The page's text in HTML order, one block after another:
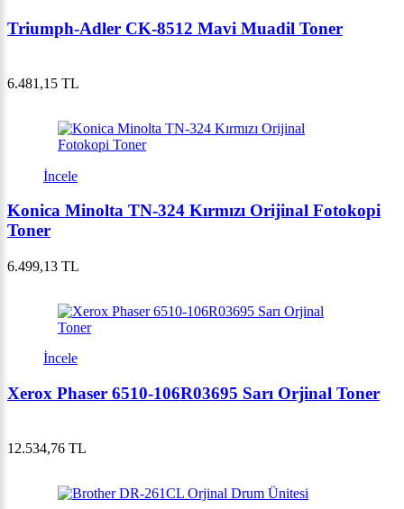
Triumph-Adler CK-8512 Mavi Muadil Toner
6.481,15 TL
İncele
Konica Minolta TN-324 Kırmızı Orijinal Fotokopi
Toner
6.499,13 TL
İncele
Xerox Phaser 6510-106R03695 Sarı Orjinal Toner
12.534,76 TL